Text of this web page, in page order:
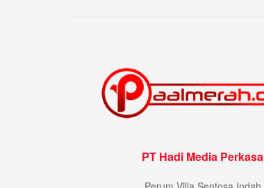
PT Hadi Media Perkasa